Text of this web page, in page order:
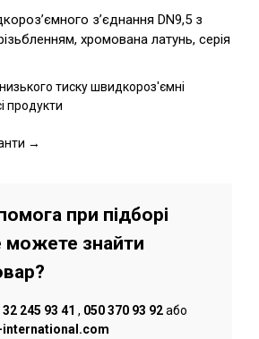
має
кілька
Параметри
можна
на
з’єднання DN9,5 з
хромована латунь, серія
тиску швидкороз'ємні
продукти
→
при підборі
можете знайти
245 93 41 , 050 370 93 92або
international.com